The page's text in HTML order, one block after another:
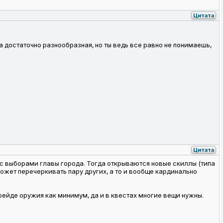
Цитата
разнообразная, но ты ведь все равно не понимаешь,
Цитата
выборами главы города. Тогда открываются новые скиллы (типа
перечеркивать пару других, а то и вообще кардинально
оружия как минимум, да и в квестах многие вещи нужны.